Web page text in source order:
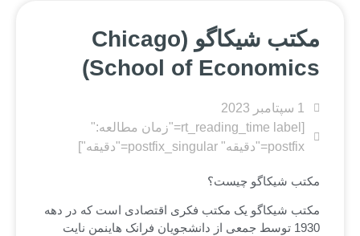
مکتب شیکاگو (Chicago
School of Economics)
1 سپتامبر 2023
[rt_reading_time label="زمان مطالعه:"
postfix="دقیقه" postfix_singular="دقیقه"]
مکتب شیکاگو چیست؟
مکتب شیکاگو یک مکتب فکری اقتصادی است که در دهه
1930 توسط جمعی از دانشجویان فرانک هاینمن نایت